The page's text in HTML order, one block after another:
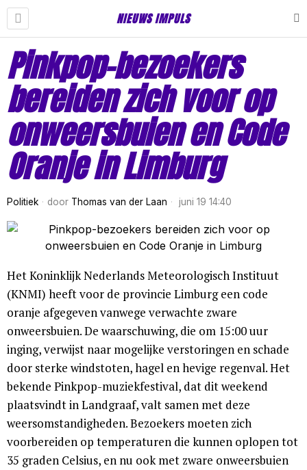
NIEUWS IMPULS
Pinkpop-bezoekers
bereiden zich voor op
onweersbuien en Code
Oranje in Limburg
Politiek door Thomas van der Laan juni 19 14:40
Het Koninklijk Nederlands Meteorologisch Instituut
(KNMI) heeft voor de provincie Limburg een code
oranje afgegeven vanwege verwachte zware
onweersbuien. De waarschuwing, die om 15:00 uur
inging, verwijst naar mogelijke verstoringen en schade
door sterke windstoten, hagel en hevige regenval. Het
bekende Pinkpop-muziekfestival, dat dit weekend
plaatsvindt in Landgraaf, valt samen met deze
weersomstandigheden. Bezoekers moeten zich
voorbereiden op temperaturen die kunnen oplopen tot
35 graden Celsius, en nu ook met zware onweersbuien